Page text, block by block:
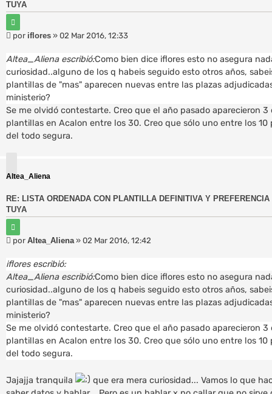
TUYA
i
t
r
M
n
a
j
e
por iflores » 02 Mar 2016, 12:33
Altea_Aliena escribió:Como bien dice iflores esto no asegura
curiosidad..alguno de los q habeis seguido esto otros años,
plantillas de "mas" aparecen nuevas entre las plazas
ministerio?
Se me olvidó contestarte. Creo que el año pasado aparecieron
plantillas en Acalon entre los 30. Creo que sólo uno entre los 10
del todo segura.
Altea_Aliena
RE: LISTA ORDENADA CON PLANTILLA DEFINITIVA Y
TUYA
i
t
M
n
s
a
j
e
por Altea_Aliena» 02 Mar 2016, 12:42
iflores escribió:
Altea_Aliena escribió:Como bien dice iflores esto no asegura
curiosidad..alguno de los q habeis seguido esto otros años,
plantillas de "mas" aparecen nuevas entre las plazas
ministerio?
Se me olvidó contestarte. Creo que el año pasado aparecieron
plantillas en Acalon entre los 30. Creo que sólo uno entre los 10
del todo segura.
Jajajja tranquila
que era mera curiosidad... Vamos lo que